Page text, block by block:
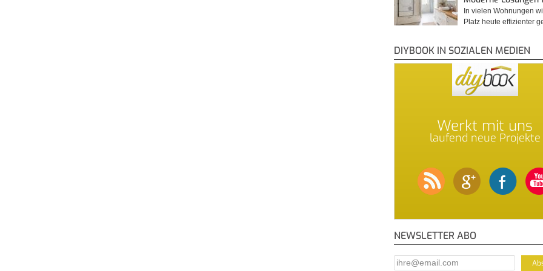
In vielen Wohnungen
Platz heute effizienter
DIYBOOK IN SOZIALEN MEDIEN
Werkt mit uns
laufend neue Projekte
NEWSLETTER ABO
E-Mail Addresse*